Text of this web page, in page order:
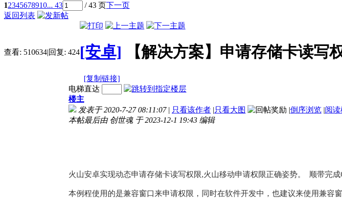
12345678910... 43 / 43 页下一页
返回列表
查看: 510634|回复: 424[安卓] 【解决方案】申请存储卡读写
[复制链接]
电梯直达
楼主
发表于 2020-7-27 08:11:07 | 只看该作者 |只看大图 |倒序浏览 |阅
本帖最后由 创世魂 于 2023-12-1 19:43 编辑
火山安卓实现动态申请存储卡读写权限,火山移动申请权限正确姿势。 顺带完成
本例程使用的是兼容窗口来申请权限，同时在软件开发中，也建议来使用兼容窗